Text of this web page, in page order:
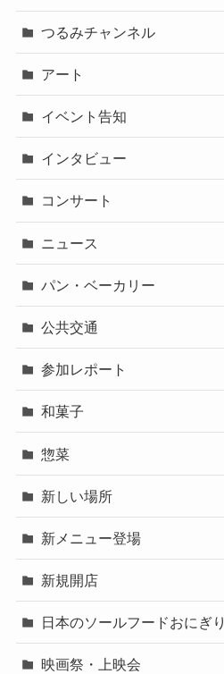
つるみチャンネル
アート
イベント告知
インタビュー
コンサート
ニュース
パン・ベーカリー
公共交通
参加レポート
和菓子
惣菜
新しい場所
新メニュー登場
新規開店
日本のソールフードおにぎり
映画祭・上映会